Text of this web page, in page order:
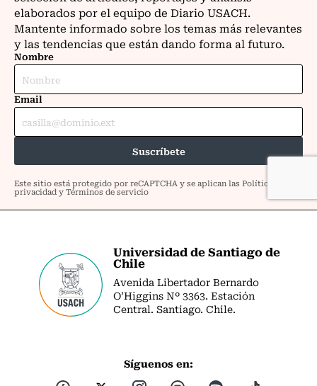
Universidad de Santiago de
Chile
Avenida Libertador Bernardo
O’Higgins Nº 3363. Estación
Central. Santiago. Chile.
Síguenos en: